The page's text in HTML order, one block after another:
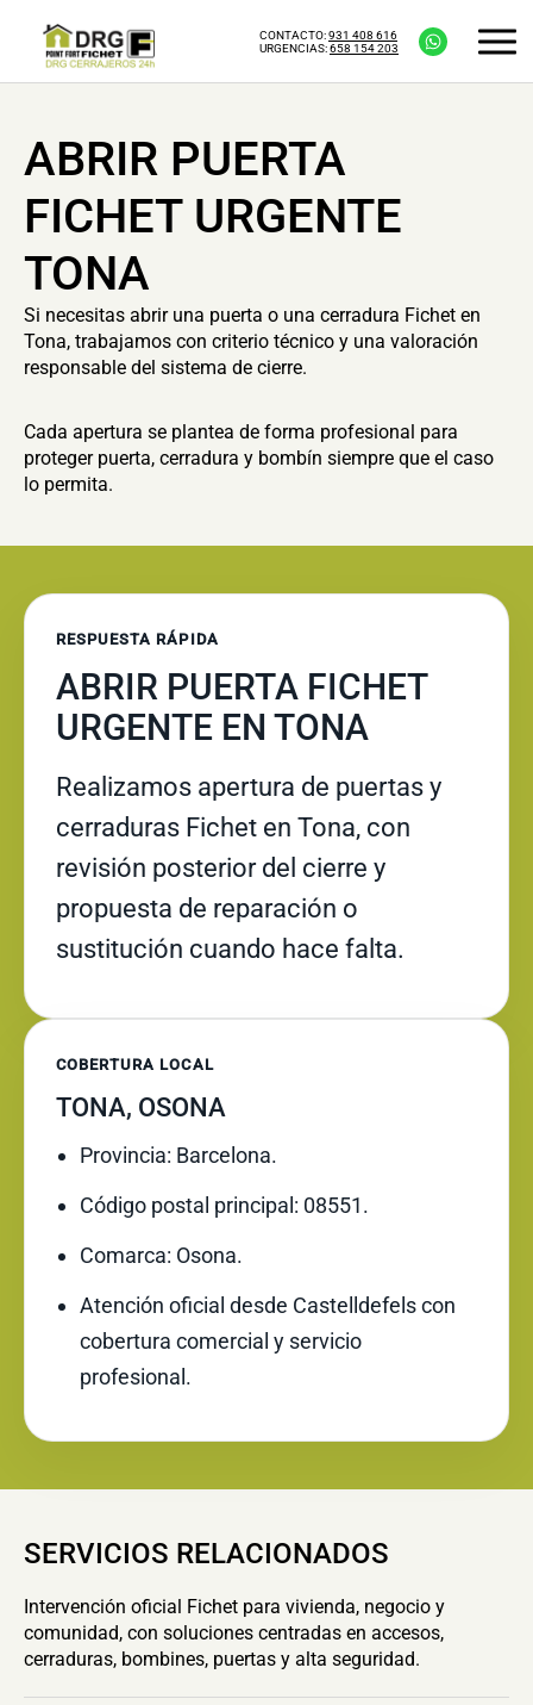
CONTACTO:931 408 616
URGENCIAS:658 154 203
ABRIR PUERTA
FICHET URGENTE
TONA
Si necesitas abrir una puerta o una cerradura Fichet en
Tona, trabajamos con criterio técnico y una valoración
responsable del sistema de cierre.
Cada apertura se plantea de forma profesional para
proteger puerta, cerradura y bombín siempre que el caso
lo permita.
RESPUESTA RÁPIDA
ABRIR PUERTA FICHET
URGENTE EN TONA
Realizamos apertura de puertas y
cerraduras Fichet en Tona, con
revisión posterior del cierre y
propuesta de reparación o
sustitución cuando hace falta.
COBERTURA LOCAL
TONA, OSONA
Provincia: Barcelona.
Código postal principal: 08551.
Comarca: Osona.
Atención oficial desde Castelldefels con
cobertura comercial y servicio
profesional.
SERVICIOS RELACIONADOS
Intervención oficial Fichet para vivienda, negocio y
comunidad, con soluciones centradas en accesos,
cerraduras, bombines, puertas y alta seguridad.